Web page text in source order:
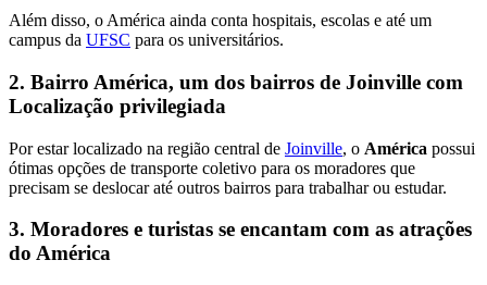
Além disso, o América ainda conta hospitais, escolas e até um
campus da UFSC para os universitários.
2. Bairro América, um dos bairros de Joinville com
Localização privilegiada
Por estar localizado na região central de Joinville, o América possui
ótimas opções de transporte coletivo para os moradores que
precisam se deslocar até outros bairros para trabalhar ou estudar.
3. Moradores e turistas se encantam com as atrações
do América